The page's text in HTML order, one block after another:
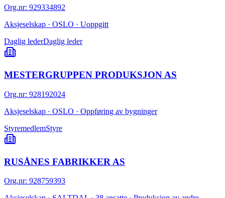
Org.nr: 929334892
Aksjeselskap · OSLO · Uoppgitt
Daglig lederDaglig leder
MESTERGRUPPEN PRODUKSJON AS
Org.nr: 928192024
Aksjeselskap · OSLO · Oppføring av bygninger
StyremedlemStyre
RUSÅNES FABRIKKER AS
Org.nr: 928759393